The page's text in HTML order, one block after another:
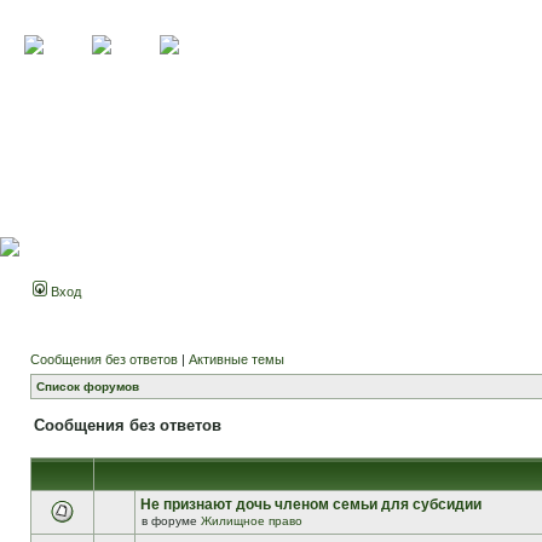
Вход
Сообщения без ответов | Активные темы
Список форумов
Сообщения без ответов
Не признают дочь членом семьи для субсидии
в форуме Жилищное право